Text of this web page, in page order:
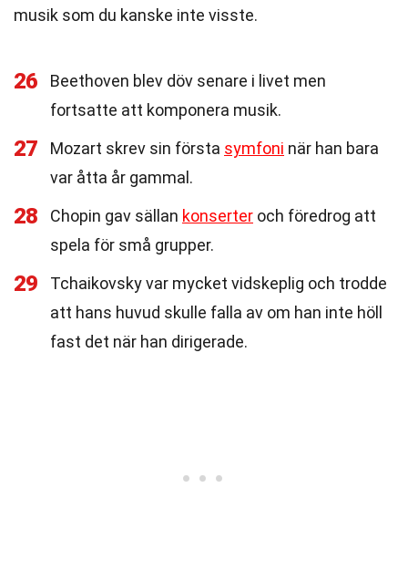
musik som du kanske inte visste.
26
Beethoven blev döv senare i livet men
fortsatte att komponera musik.
27 Mozart skrev sin första symfoni när han bara
var åtta år gammal.
28 Chopin gav sällan konserter och föredrog att
spela för små grupper.
29
Tchaikovsky var mycket vidskeplig och trodde
att hans huvud skulle falla av om han inte höll
fast det när han dirigerade.